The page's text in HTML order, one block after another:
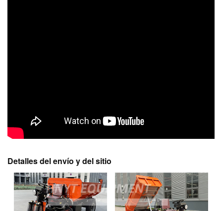
Detalles del envío y del sitio